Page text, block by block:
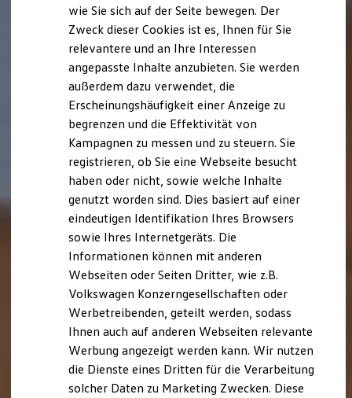
Fahrerassistenz- und Sicherheitssysteme
Kontrollleuchten
Kurzfahrprofile und Ölverdünnung
XTL-Dieselkraftstoff
Ersatzteile und Betriebsflüssigkeiten
Original Zubehör und Lifestyle Produkte
myVolkswagen
myVolkswagen Business
Elektrisch & Autonom
Elektro - & Hybridfahrzeuge
Unser Ansatz
Klimafreundlicher Strom
Reichweite & Ladelösungen
Reichweitensimulator
Ladezeitensimulator
Ladelösungen für Privatkunden
Ladelösungen für Gewerbekunden
Wallbox und Ladekabel
Förderung & Kosten der Elektrofahrzeuge
Fördermöglichkeiten für Privatkunden
Fördermöglichkeiten für Gewerbekunden
Autonomes Fahren
Mehr zum ID. Buzz
Online Beratung
wie Sie sich auf der Seite bewegen. Der
Zweck dieser Cookies ist es, Ihnen für Sie
relevantere und an Ihre Interessen
angepasste Inhalte anzubieten. Sie werden
außerdem dazu verwendet, die
Erscheinungshäufigkeit einer Anzeige zu
begrenzen und die Effektivität von
Kampagnen zu messen und zu steuern. Sie
registrieren, ob Sie eine Webseite besucht
haben oder nicht, sowie welche Inhalte
genutzt worden sind. Dies basiert auf einer
eindeutigen Identifikation Ihres Browsers
sowie Ihres Internetgeräts. Die
Informationen können mit anderen
Webseiten oder Seiten Dritter, wie z.B.
Volkswagen Konzerngesellschaften oder
Werbetreibenden, geteilt werden, sodass
Ihnen auch auf anderen Webseiten relevante
Werbung angezeigt werden kann. Wir nutzen
die Dienste eines Dritten für die Verarbeitung
solcher Daten zu Marketing Zwecken. Diese